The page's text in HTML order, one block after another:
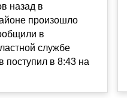
назад в
произошло
в
службе
поступил в 8:43 на